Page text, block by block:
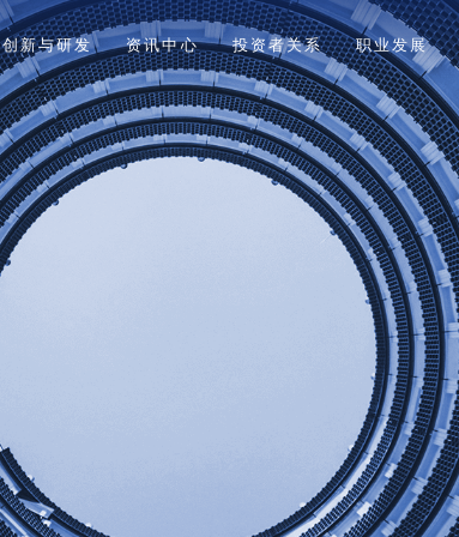
创新与研发 资讯中心 投资者关系 职业发展